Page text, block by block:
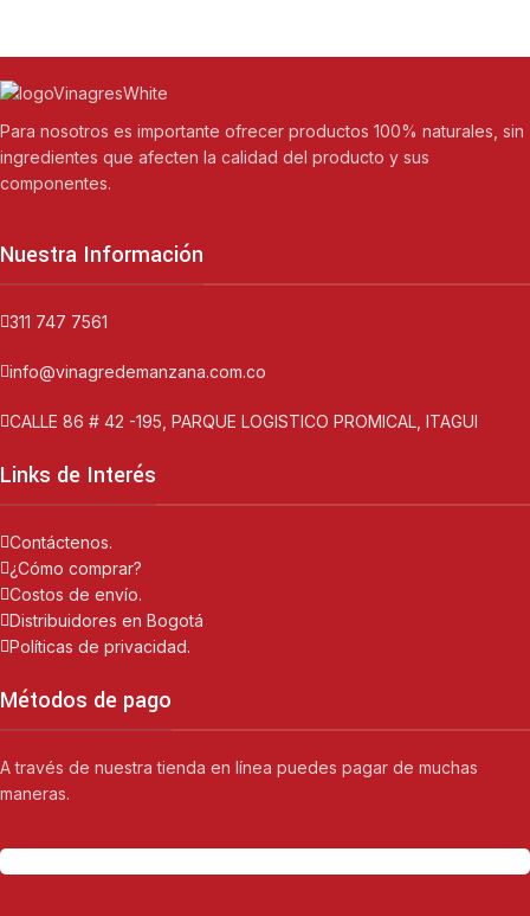
Para nosotros es importante ofrecer productos 100% naturales, sin
ingredientes que afecten la calidad del producto y sus
componentes.
Nuestra Información
311 747 7561
info@vinagredemanzana.com.co
CALLE 86 # 42 -195, PARQUE LOGISTICO PROMICAL, ITAGUI
Links de Interés
Contáctenos.
¿Cómo comprar?
Costos de envío.
Distribuidores en Bogotá
Políticas de privacidad.
Métodos de pago
A través de nuestra tienda en línea puedes pagar de muchas
maneras.